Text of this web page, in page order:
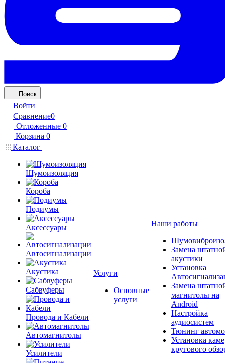
Поиск
Войти
Сравнение0
Отложенные 0
Корзина 0
Каталог
Шумоизоляция
Короба
Подиумы
Аксессуары
Автосигнализации
Акустика
Сабвуферы
Провода и Кабели
Автомагнитолы
Усилители
Услуги
Основные
услуги
Наши работы
Замена
акустики
Установка
Замена
магнитолы на
Android
Настройка
аудиосистем
Тюнинг
Установка
кругового